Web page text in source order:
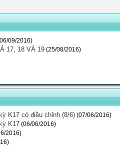
09/2016)
17, 18 VÀ 19 (25/08/2016)
K17 có điều chỉnh (8/6) (07/06/2016)
K17 (06/06/2016)
2016)